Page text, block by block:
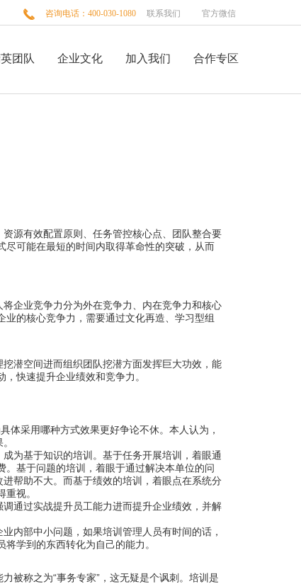
 咨询电话：400-030-1080 联系我们 官方微信
团队 企业文化 加入我们 合作专区
源有效配置原则、任务管控核心点、团队整合要
可能在最短的时间内取得革命性的突破，从而
企业竞争力分为外在竞争力、内在竞争力和核心
的核心竞争力，需要通过文化再造、学习型组
潜空间进而组织团队挖潜方面发挥巨大功效，能
快速提升企业绩效和竞争力。
体采用哪种方式效果更好争论不休。本人认为，
为基于知识的培训。基于任务开展培训，着眼通
基于问题的培训，着眼于通过解决本单位的问
帮助不大。而基于绩效的培训，着眼点在系统分
视。
通过实战提升员工能力进而提升企业绩效，并解
内部中小问题，如果培训管理人员有时间的话，
学到的东西转化为自己的能力。
力被称之为“事务专家” ，这无疑是个讽刺。培训是